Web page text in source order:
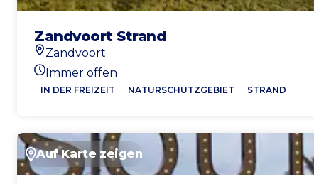
Zandvoort Strand
Standort
Zandvoort
Immer offen
IN DER FREIZEIT NATURSCHUTZGEBIET STRAND
Auf Karte zeigen